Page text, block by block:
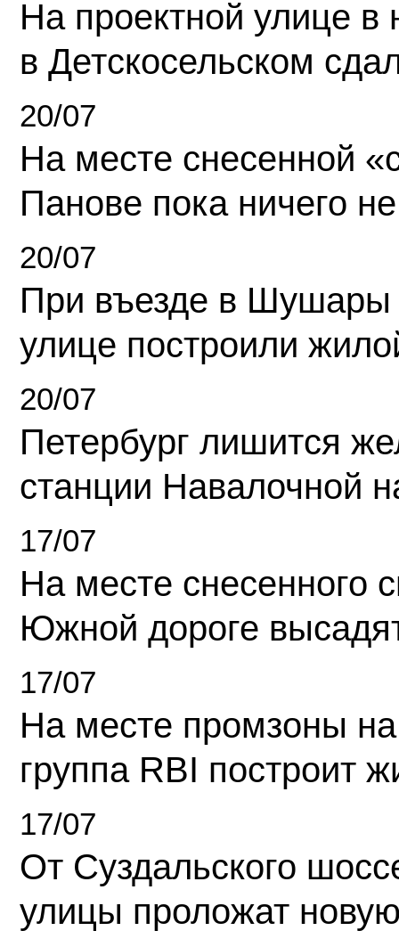
На проектной улице
в Детскосельском
20/07
На месте снесенной
Панове пока ничего
20/07
При въезде в Шушары
улице построили
20/07
Петербург лишится
станции Навалочной
17/07
На месте снесенного
Южной дороге
17/07
На месте промзоны
группа RBI построит
17/07
От Суздальского
улицы проложат